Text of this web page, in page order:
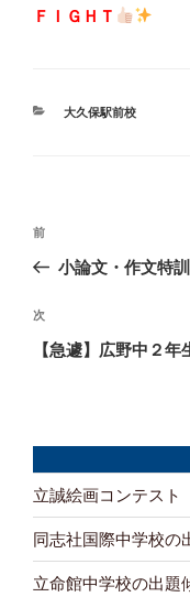
ＦＩＧＨＴ
カ
大久保駅前校
投
稿
ナ
ビ
ョ
ン
前
の
稿
前
小論文・作文特訓
次
の
次
【急遽】広野中２
立誠絵画コンテスト
同志社国際中学校の
立命館中学校の出題